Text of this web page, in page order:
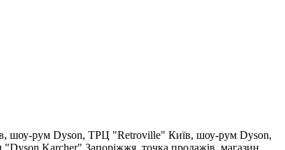
шоу-рум Dyson, ТРЦ "Retroville" Київ, шоу-рум Dyson,